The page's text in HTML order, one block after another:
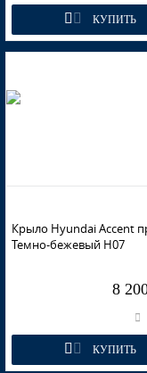
КУПИТЬ
Крыло Hyundai Accent
Темно-бежевый Н07
8
КУПИТЬ